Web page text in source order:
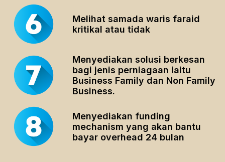
Melihat samada waris faraid
kritikal atau tidak
Menyediakan solusi berkesan
bagi jenis perniagaan iaitu
Business Family dan Non Family
Business.
Menyediakan funding
mechanism yang akan bantu
bayar overhead 24 bulan